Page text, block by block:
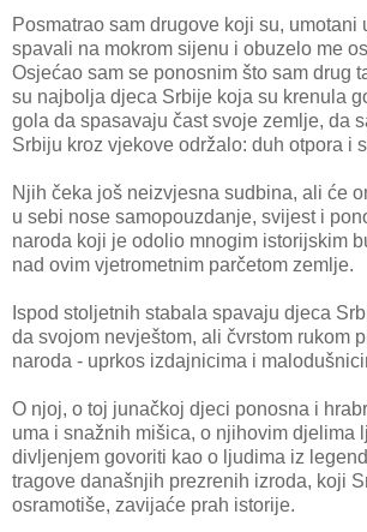
Posmatrao sam drugove koji su, umotani
spavali na mokrom sijenu i obuzelo me
Osjećao sam se ponosnim što sam drug
su najbolja djeca Srbije koja su krenula
gola da spasavaju čast svoje zemlje, da
Srbiju kroz vjekove održalo: duh otpora i
Njih čeka još neizvjesna sudbina, ali će
u sebi nose samopouzdanje, svijest i
naroda koji je odolio mnogim istorijskim
nad ovim vjetrometnim parčetom zemlje.
Ispod stoljetnih stabala spavaju djeca
da svojom nevještom, ali čvrstom rukom
naroda - uprkos izdajnicima i
O njoj, o toj junačkoj djeci ponosna i
uma i snažnih mišica, o njihovim djelima
divljenjem govoriti kao o ljudima iz
tragove današnjih prezrenih izroda, koji
osramotiše, zavijaće prah istorije.